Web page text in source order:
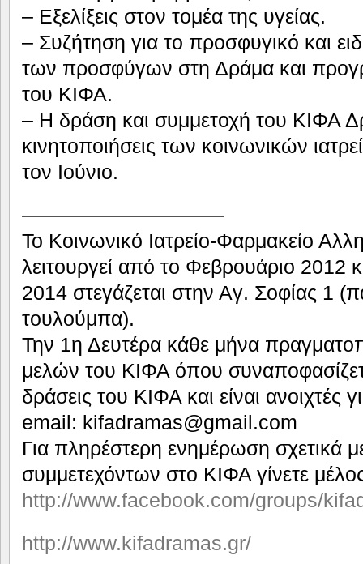
– Εξελίξεις στον τομέα της υγείας.
– Συζήτηση για το προσφυγικό και
των προσφύγων στη Δράμα και
του ΚΙΦΑ.
– Η δράση και συμμετοχή του ΚΙΦΑ
κινητοποιήσεις των κοινωνικών
τον Ιούνιο.
——————————
Το Κοινωνικό Ιατρείο-Φαρμακείο
λειτουργεί από το Φεβρουάριο 2012
2014 στεγάζεται στην Αγ. Σοφίας 1
τουλούμπα).
Την 1η Δευτέρα κάθε μήνα
μελών του ΚΙΦΑ όπου
δράσεις του ΚΙΦΑ και είναι ανοιχτές
email: kifadramas@gmail.com
Για πληρέστερη ενημέρωση σχετικά
συμμετεχόντων στο ΚΙΦΑ γίνετε
http://www.facebook.com/groups/
http://www.kifadramas.gr/